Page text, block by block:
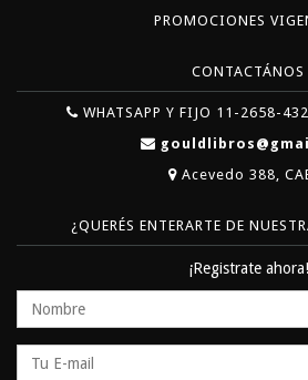
PROMOCIONES
CONTACTÁNOS
WHATSAPP Y FIJO 11-2658-
Acevedo 388,
¿QUERÉS ENTERARTE DE
¡Registrate ahora!